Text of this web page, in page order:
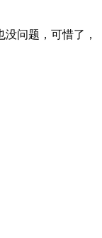
问题，可惜了，